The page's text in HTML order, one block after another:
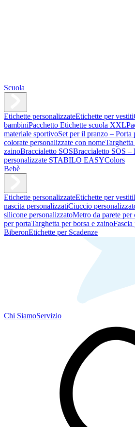
Scuola
Etichette personalizzateEtichette per vestiti
bambiniPacchetto Etichette scuola XXL
materiale sportivoSet per il pranzo – Porta
colorate personalizzate con nome
zainoBraccialetto SOSBraccialetto SOS –
personalizzate STABILO EASYColors
Bebè
Etichette personalizzateEtichette per vestiti
nascita personalizzatiCiuccio
silicone personalizzatoMetro da parete per
per portaTarghetta per borsa e zainoFascia
BiberonEtichette per Scadenze
Chi SiamoServizio